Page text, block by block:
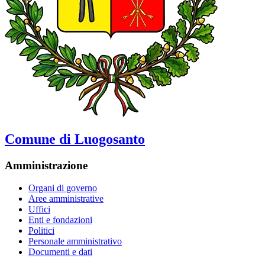
Comune di Luogosanto
Amministrazione
Organi di governo
Aree amministrative
Uffici
Enti e fondazioni
Politici
Personale amministrativo
Documenti e dati